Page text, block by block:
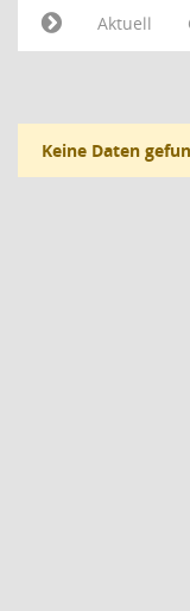
Aktuell
Keine Daten